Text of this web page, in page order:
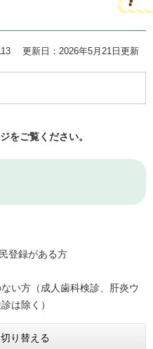
更新日：2026年5月21日更新
をご覧ください。
登録がある方
い方（成人歯科検診、肝炎ウ
は除く）
り替える